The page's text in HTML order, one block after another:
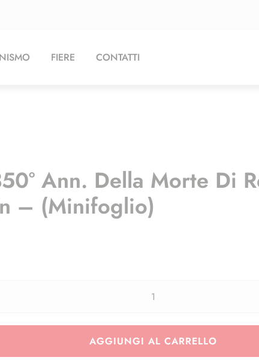
FIERE CONTATTI
Ann. Della Morte Di
– (minifoglio)
2019
ann.
AGGIUNGI AL CARRELLO